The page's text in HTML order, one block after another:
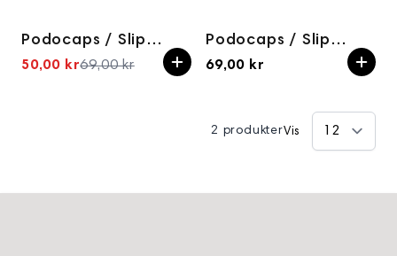
Podocaps / Slipehetter 5x11mm 80grit (10pk)
Spesialpris
50,00 kr69,00 kr
Podocaps / Slipehetter 7x13mm 180grit (10pk)
69,00 kr
2 produkterVis